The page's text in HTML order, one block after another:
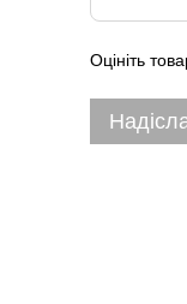
Оцініть